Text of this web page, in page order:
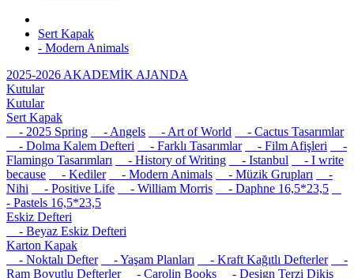
Sert Kapak
- Modern Animals
2025-2026 AKADEMİK AJANDA
Kutular
Kutular
Sert Kapak
- 2025 Spring
- Angels - Art of World
- Cactus Tasarımlar
- Dolma Kalem Defteri
- Farklı Tasarımlar - Film Afişleri
-
Flamingo Tasarımları
- History of Writing - Istanbul
- I write
because
- Kediler - Modern Animals - Müzik Grupları
-
Nihi
- Positive Life - William Morris
- Daphne 16,5*23,5
- Pastels 16,5*23,5
Eskiz Defteri
- Beyaz Eskiz Defteri
Karton Kapak
- Noktalı Defter
- Yaşam Planları - Kraft Kağıtlı Defterler
-
Ram Boyutlu Defterler
- Carolin Books
- Design Terzi Dikiş